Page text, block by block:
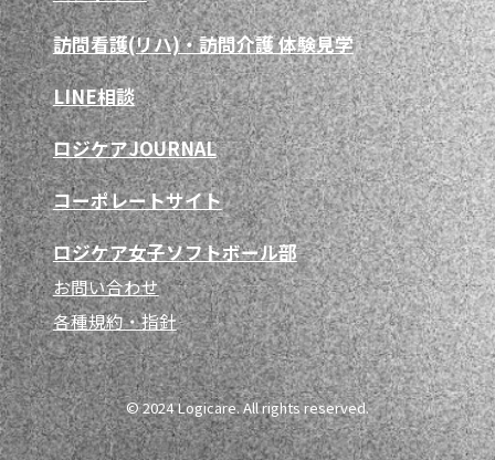
訪問看護(リハ)・訪問介護 体験見学
LINE相談
ロジケアJOURNAL
コーポレートサイト
ロジケア女子ソフトボール部
お問い合わせ
各種規約・指針
© 2024 Logicare. All rights reserved.